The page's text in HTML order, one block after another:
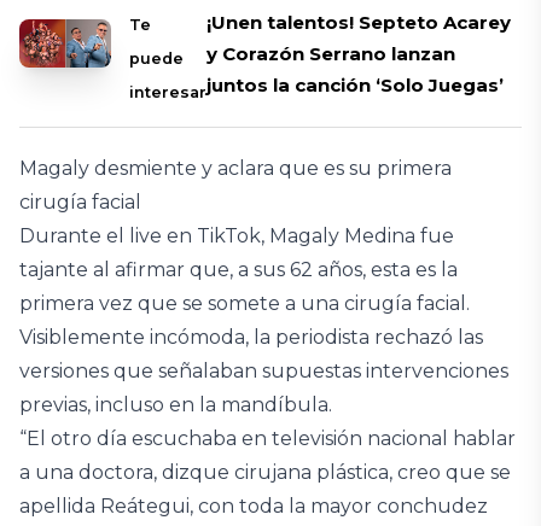
Te
puede
interesar
¡Unen talentos! Septeto Acarey
y Corazón Serrano lanzan
juntos la canción ‘Solo Juegas’
Magaly desmiente y aclara que es su primera
cirugía facial
Durante el live en TikTok, Magaly Medina fue
tajante al afirmar que, a sus 62 años, esta es la
primera vez que se somete a una cirugía facial.
Visiblemente incómoda, la periodista rechazó las
versiones que señalaban supuestas intervenciones
previas, incluso en la mandíbula.
“El otro día escuchaba en televisión nacional hablar
a una doctora, dizque cirujana plástica, creo que se
apellida Reátegui, con toda la mayor conchudez